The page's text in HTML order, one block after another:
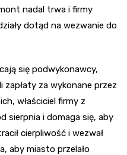
nadal trwa i firmy
dotąd na wezwanie do
się podwykonawcy,
za wykonane przez
właściciel firmy z
sierpnia i domaga się, aby
cierpliwość i wezwał
aby miasto przelało